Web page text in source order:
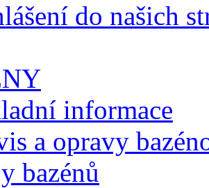
do našich
informace
a opravy
bazénů